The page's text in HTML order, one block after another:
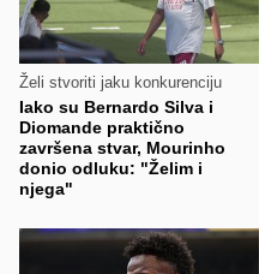
Želi stvoriti jaku konkurenciju
Iako su Bernardo Silva i
Diomande praktično
završena stvar, Mourinho
donio odluku: "Želim i
njega"